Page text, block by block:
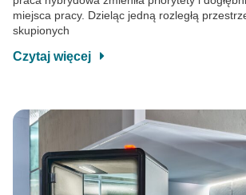
miejsca pracy. Dzieląc jedną rozległą
skupionych
Czytaj więcej